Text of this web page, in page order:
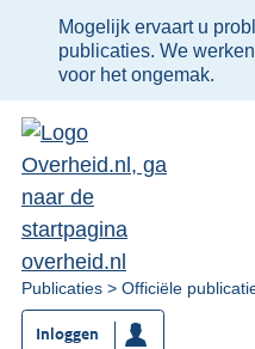
Ter
informatie:
Mogelijk ervaart u
publicaties. We
voor het ongemak.
U
bent
nu
Publicaties Officiële
Inloggen